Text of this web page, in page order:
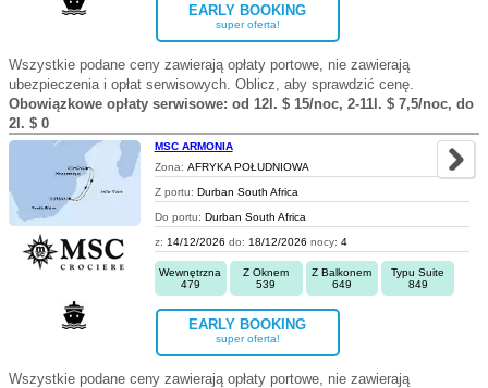
EARLY BOOKING
super oferta!
Wszystkie podane ceny zawierają opłaty portowe, nie zawierają
ubezpieczenia i opłat serwisowych. Oblicz, aby sprawdzić cenę.
Obowiązkowe opłaty serwisowe: od 12l. $ 15/noc, 2-11l. $ 7,5/noc, do
2l. $ 0
MSC ARMONIA
Zona: AFRYKA POŁUDNIOWA
Z portu: Durban South Africa
Do portu: Durban South Africa
z: 14/12/2026 do: 18/12/2026 nocy: 4
Wewnętrzna
479
Z Oknem
539
Z Balkonem
649
Typu Suite
849
EARLY BOOKING
super oferta!
Wszystkie podane ceny zawierają opłaty portowe, nie zawierają